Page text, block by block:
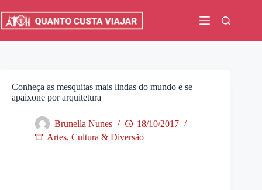
para
Conheça as mesquitas mais lindas do mundo e se
apaixone por arquitetura
Brunella Nunes
18/10/2017
Artes, Cultura & Diversão